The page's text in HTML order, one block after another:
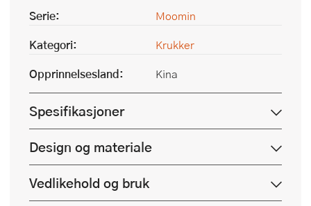
Serie:
Moomin
Kategori:
Krukker
Opprinnelsesland:
Kina
Spesifikasjoner
Design og materiale
Vedlikehold og bruk